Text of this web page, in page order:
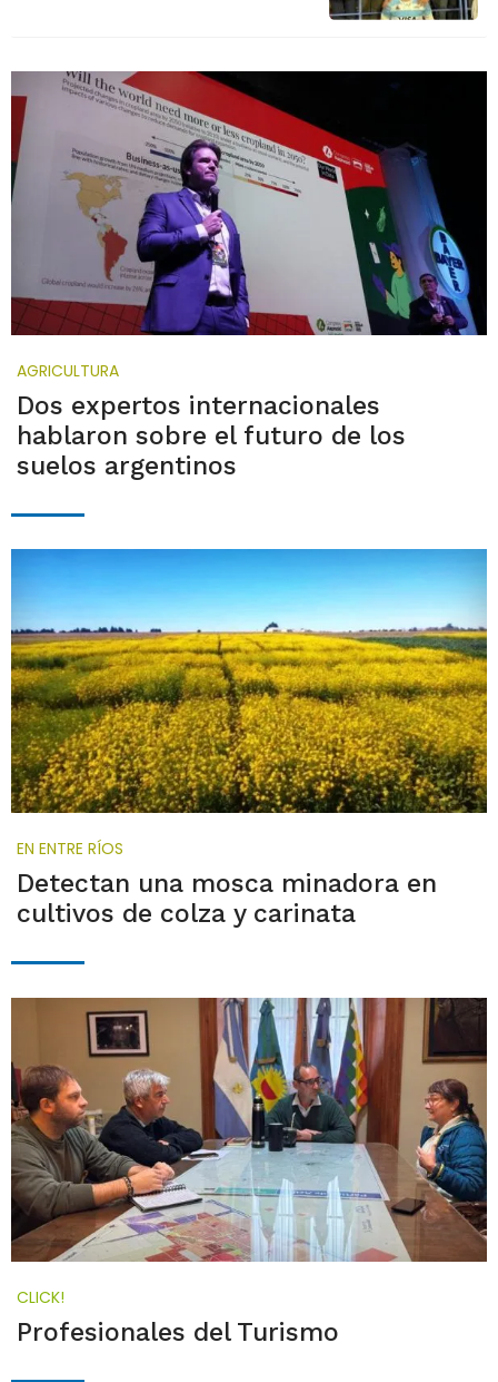
AGRICULTURA
Dos expertos internacionales
hablaron sobre el futuro de los
suelos argentinos
EN ENTRE RÍOS
Detectan una mosca minadora en
cultivos de colza y carinata
CLICK!
Profesionales del Turismo